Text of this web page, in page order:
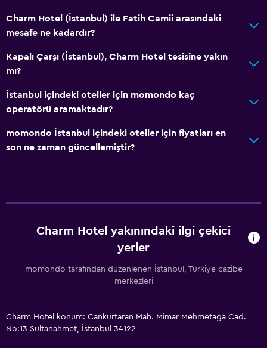
Charm Hotel (İstanbul) ile Fatih Camii arasındaki
mesafe ne kadardır?
Kapalı Çarşı (İstanbul), Charm Hotel tesisine yakın
mı?
İstanbul içindeki oteller için momondo kaç
operatörü aramaktadır?
momondo İstanbul içindeki oteller için fiyatları en
son ne zaman güncellemiştir?
Charm Hotel yakınındaki ilgi çekici
yerler
momondo tarafından düzenlenen İstanbul, Türkiye cazibe
merkezleri
Charm Hotel konum: Cankurtaran Mah. Mimar Mehmetaga Cad.
No:13 Sultanahmet, İstanbul 34122